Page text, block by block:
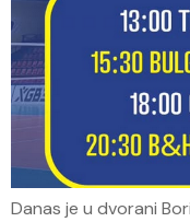
Danas je u dvorani